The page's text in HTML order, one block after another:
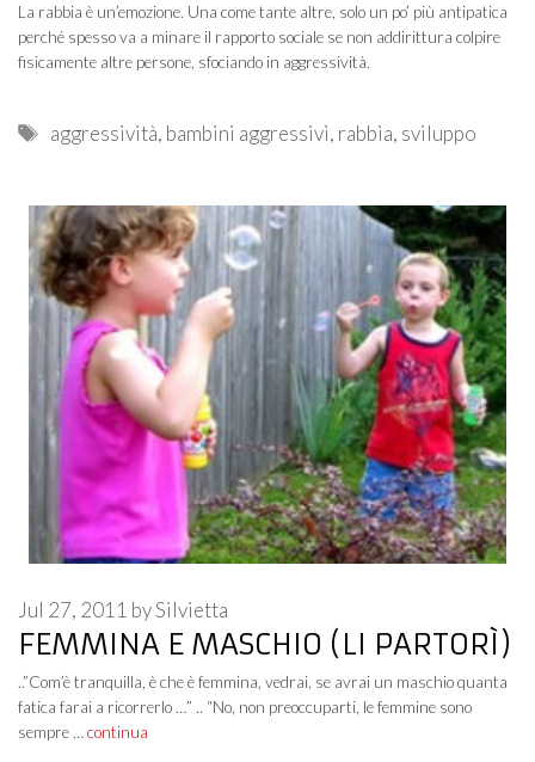
La rabbia è un’emozione. Una come tante altre, solo un po’ più antipatica
perché spesso va a minare il rapporto sociale se non addirittura colpire
fisicamente altre persone, sfociando in aggressività.
Tags
aggressività, bambini aggressivi, rabbia, sviluppo
FEMMINA E MASCHIO (LI PARTORÌ)
Jul 27, 2011 bySilvietta
..”Com’è tranquilla, è che è femmina, vedrai, se avrai un maschio quanta
fatica farai a ricorrerlo …” .. “No, non preoccuparti, le femmine sono
sempre … continua